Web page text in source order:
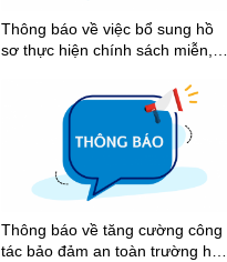
Thông báo về việc bổ sung hồ
sơ thực hiện chính sách miễn,
độ trung cấp
Thông báo về tăng cường công
tác bảo đảm an toàn trường học,